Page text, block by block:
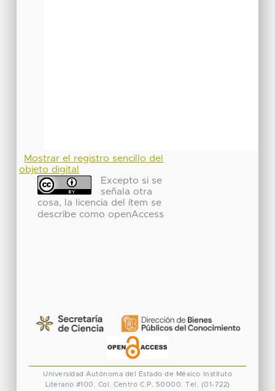
Mostrar el registro sencillo del
objeto digital
Excepto si se
señala otra
cosa, la licencia del ítem se
describe como openAccess
Universidad Autónoma del Estado de México
Instituto
Literario #100. Col. Centro C.P. 50000. Tel. (01-722)